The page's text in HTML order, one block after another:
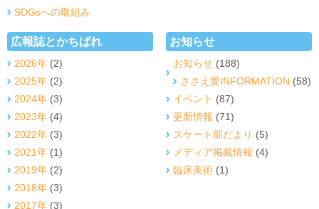
SDGsへの取組み
広報誌とかちばれ
2026年 (2)
2025年 (2)
2024年 (3)
2023年 (4)
2022年 (3)
2021年 (1)
2019年 (2)
2018年 (3)
2017年 (3)
お知らせ
お知らせ(188)
ささえ愛INFORMATION (58)
イベント (87)
更新情報 (71)
スケート部だより (5)
メディア掲載情報 (4)
臨床美術(1)